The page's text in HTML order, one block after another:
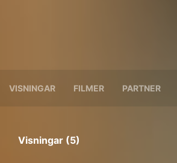
VISNINGAR FILMER PARTNER
Visningar (5)